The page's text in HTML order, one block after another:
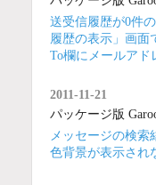
送受信履歴が0件
履歴の表示」画面
To欄にメールアド
2011-11-21
パッケージ版
メッセージの検索
色背景が表示され